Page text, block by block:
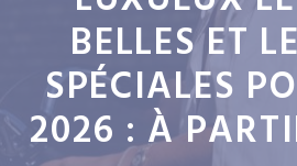
BELLES ET
SPÉCIALES
2026 : À